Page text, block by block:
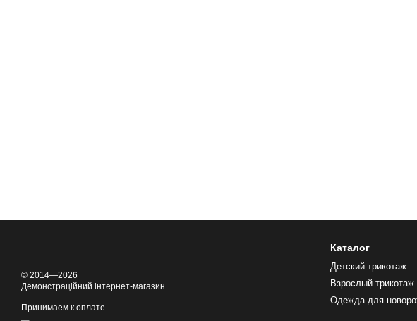
© 2014—2026
Демонстраційний інтернет-магазин
Принимаем к оплате
Каталог
Детский трикотаж
Взрослый трикотаж
Одежда для